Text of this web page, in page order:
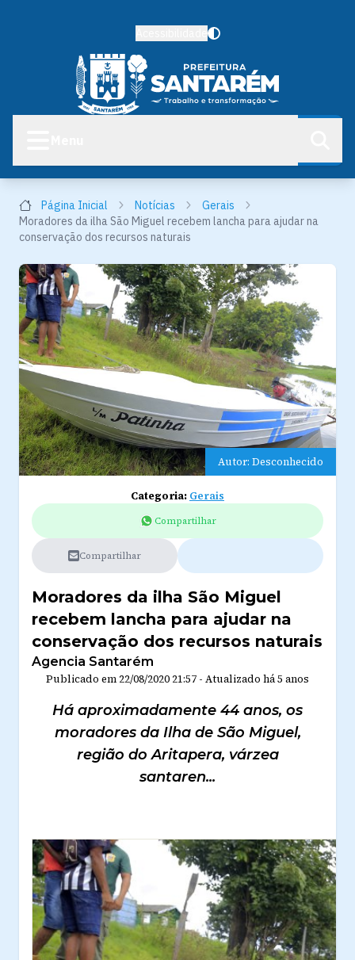
Página Inicial Notícias
Gerais
Moradores da ilha São Miguel recebem lancha para ajudar na
conservação dos recursos naturais
Autor: Desconhecido
Categoria: Gerais
Compartilhar
Compartilhar
Moradores da ilha São Miguel
recebem lancha para ajudar na
conservação dos recursos naturais
Agencia Santarém
Publicado em 22/08/2020 21:57 - Atualizado há 5 anos
Há aproximadamente 44 anos, os
moradores da Ilha de São Miguel,
região do Aritapera, várzea
santaren...